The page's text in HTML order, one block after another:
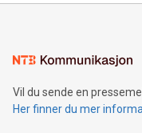
Vil du sende en
Her finner du mer